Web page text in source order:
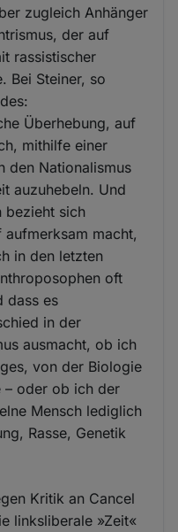
zugleich Anhänger
der auf
rassistischer
Bei Steiner, so
Überhebung, auf
mithilfe einer
den Nationalismus
auzuhebeln. Und
bezieht sich
macht,
in den letzten
oft
dass es
in der
ausmacht, ob ich
von der Biologie
– oder ob ich der
Mensch lediglich
Rasse, Genetik
Kritik an Cancel
linksliberale »Zeit«